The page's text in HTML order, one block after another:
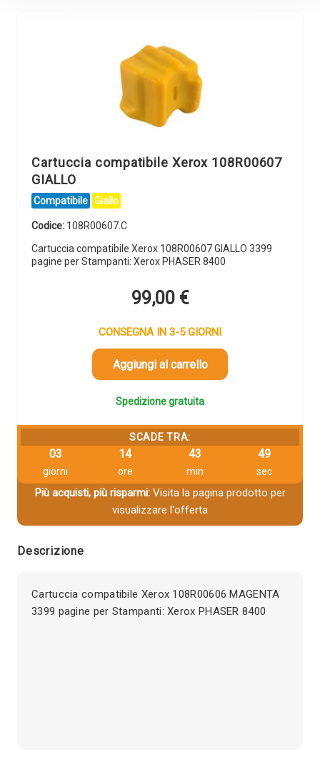
Cartuccia compatibile Xerox 108R00607
GIALLO
Compatibile Giallo
Codice: 108R00607.C
Cartuccia compatibile Xerox 108R00607 GIALLO 3399
pagine per Stampanti: Xerox PHASER 8400
99,00 €
CONSEGNA IN 3-5 GIORNI
Aggiungi al carrello
Spedizione gratuita
SCADE TRA:
03
giorni
14
ore
43
min
49
sec
Più acquisti, più risparmi:Visita la pagina prodotto per
visualizzare l'offerta
Descrizione
Cartuccia compatibile Xerox 108R00606 MAGENTA
3399 pagine per Stampanti: Xerox PHASER 8400